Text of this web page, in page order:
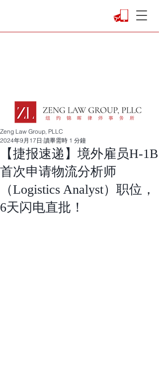
【捷报速递】境外雇员H-1B
首次申请物流分析师
（Logistics Analyst）职位，
6天闪电直批！
Zeng Law Group, PLLC
2024年9月17日 讀畢需時 1 分鐘